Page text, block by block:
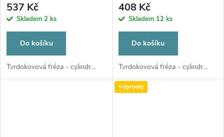
537 Kč
Skladem 2 ks
Do košíku
Tvrdokovová fréza - cylindr...
408 Kč
Skladem 12 ks
Do košíku
Tvrdokovová fréza - cylindr...
Výprodej